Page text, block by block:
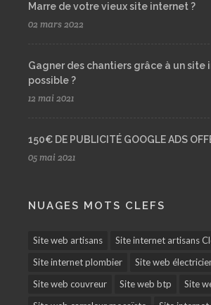
Marre de votre vieux site internet ?
02 mars 2022
Gagner des chantiers grâce à un
possible ?
12 mai 2021
150€ DE PUBLICITÉ GOOGLE ADS
05 mai 2021
NUAGES MOTS CLEFS
Site web artisans
Site internet artisans
Site internet plombier
Site web
Site web couvreur
Site web btp
Site